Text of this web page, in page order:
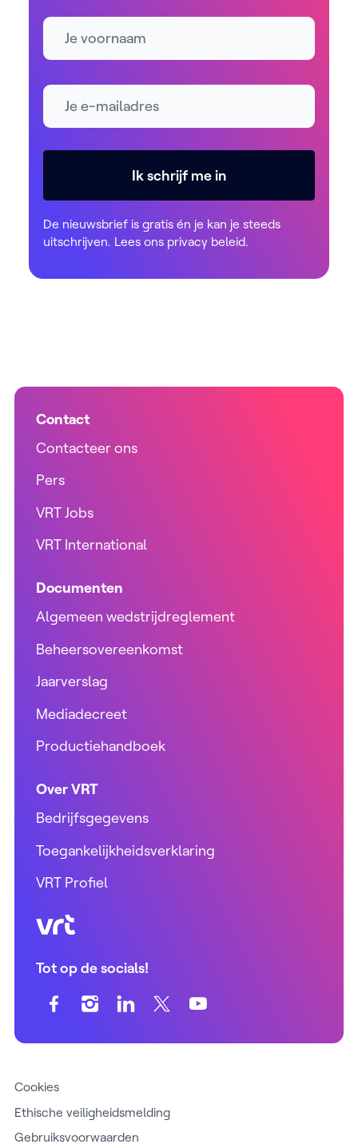
Naam
E-mailadres *
Ik schrijf me in
De nieuwsbrief is gratis én je kan je steeds
uitschrijven. Lees ons privacy beleid.
Contact
Contacteer ons
Pers
VRT Jobs
VRT International
Documenten
Algemeen wedstrijdreglement
Beheersovereenkomst
Jaarverslag
Mediadecreet
Productiehandboek
Over VRT
Bedrijfsgegevens
Toegankelijkheidsverklaring
VRT Profiel
VRT (home)
Tot op de socials!
Cookies
Ethische veiligheidsmelding
Gebruiksvoorwaarden